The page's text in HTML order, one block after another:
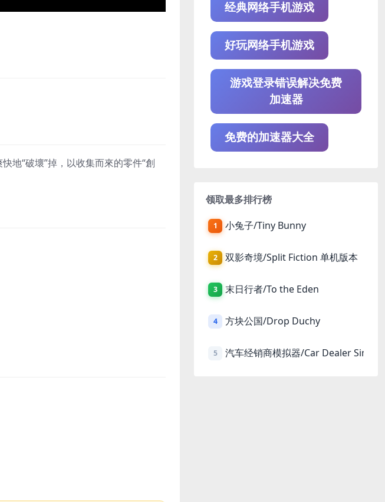
地“破壞”掉，以收集而來的零件“創
经典网络手机游戏
好玩网络手机游戏
游戏登录错误解决免费
加速器
免费的加速器大全
领取最多排行榜
1 小兔子/Tiny Bunny
2 双影奇境/Split Fiction 单机版本
3 末日行者/To the Eden
4 方块公国/Drop Duchy
5 汽车经销商模拟器/Car Dealer